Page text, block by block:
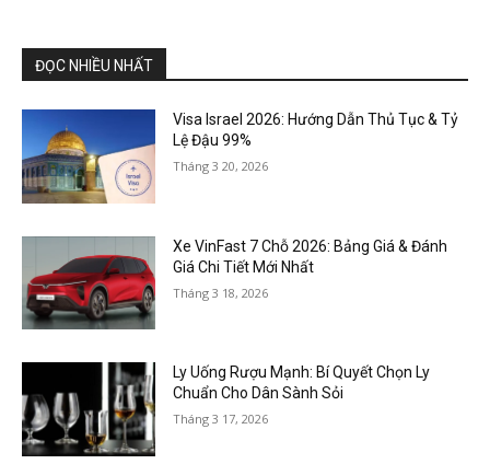
ĐỌC NHIỀU NHẤT
Visa Israel 2026: Hướng Dẫn Thủ Tục & Tỷ
Lệ Đậu 99%
Tháng 3 20, 2026
Xe VinFast 7 Chỗ 2026: Bảng Giá & Đánh
Giá Chi Tiết Mới Nhất
Tháng 3 18, 2026
Ly Uống Rượu Mạnh: Bí Quyết Chọn Ly
Chuẩn Cho Dân Sành Sỏi
Tháng 3 17, 2026